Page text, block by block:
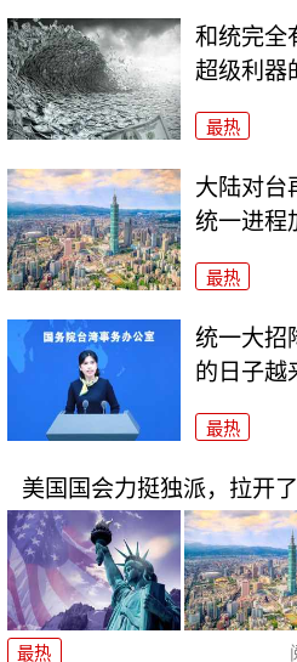
和统完全
超级利器
最热
大陆对台
统一进程
最热
统一大招
的日子越
最热
美国国会力挺独派，拉开
最热